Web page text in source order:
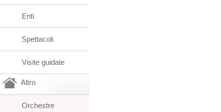
Enti
Spettacoli
Visite guidate
Altro
Orchestre